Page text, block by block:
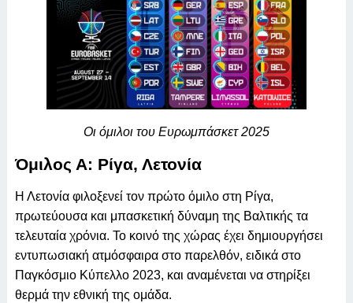
Οι όμιλοι του Ευρωμπάσκετ 2025
Όμιλος Α: Ρίγα, Λετονία
Η Λετονία φιλοξενεί τον πρώτο όμιλο στη Ρίγα,
πρωτεύουσα και μπασκετική δύναμη της Βαλτικής τα
τελευταία χρόνια. Το κοινό της χώρας έχει δημιουργήσει
εντυπωσιακή ατμόσφαιρα στο παρελθόν, ειδικά στο
Παγκόσμιο Κύπελλο 2023, και αναμένεται να στηρίξει
θερμά την εθνική της ομάδα.